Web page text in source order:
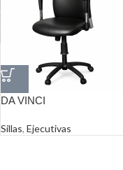
DA VINCI
Sillas, Ejecutivas